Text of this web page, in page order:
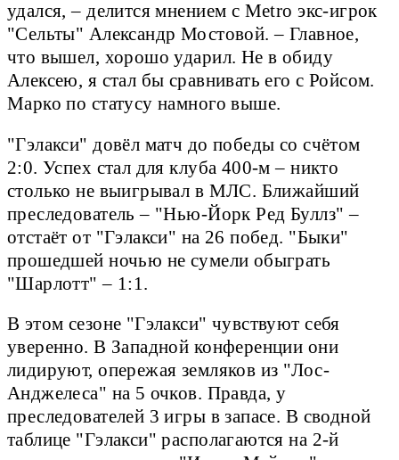
удался, – делится мнением с Metro экс-игрок
"Сельты" Александр Мостовой. – Главное,
что вышел, хорошо ударил. Не в обиду
Алексею, я стал бы сравнивать его с Ройсом.
Марко по статусу намного выше.
"Гэлакси" довёл матч до победы со счётом
2:0. Успех стал для клуба 400-м – никто
столько не выигрывал в МЛС. Ближайший
преследователь – "Нью-Йорк Ред Буллз" –
отстаёт от "Гэлакси" на 26 побед. "Быки"
прошедшей ночью не сумели обыграть
"Шарлотт" – 1:1.
В этом сезоне "Гэлакси" чувствуют себя
уверенно. В Западной конференции они
лидируют, опережая земляков из "Лос-
Анджелеса" на 5 очков. Правда, у
преследователей 3 игры в запасе. В сводной
таблице "Гэлакси" располагаются на 2-й